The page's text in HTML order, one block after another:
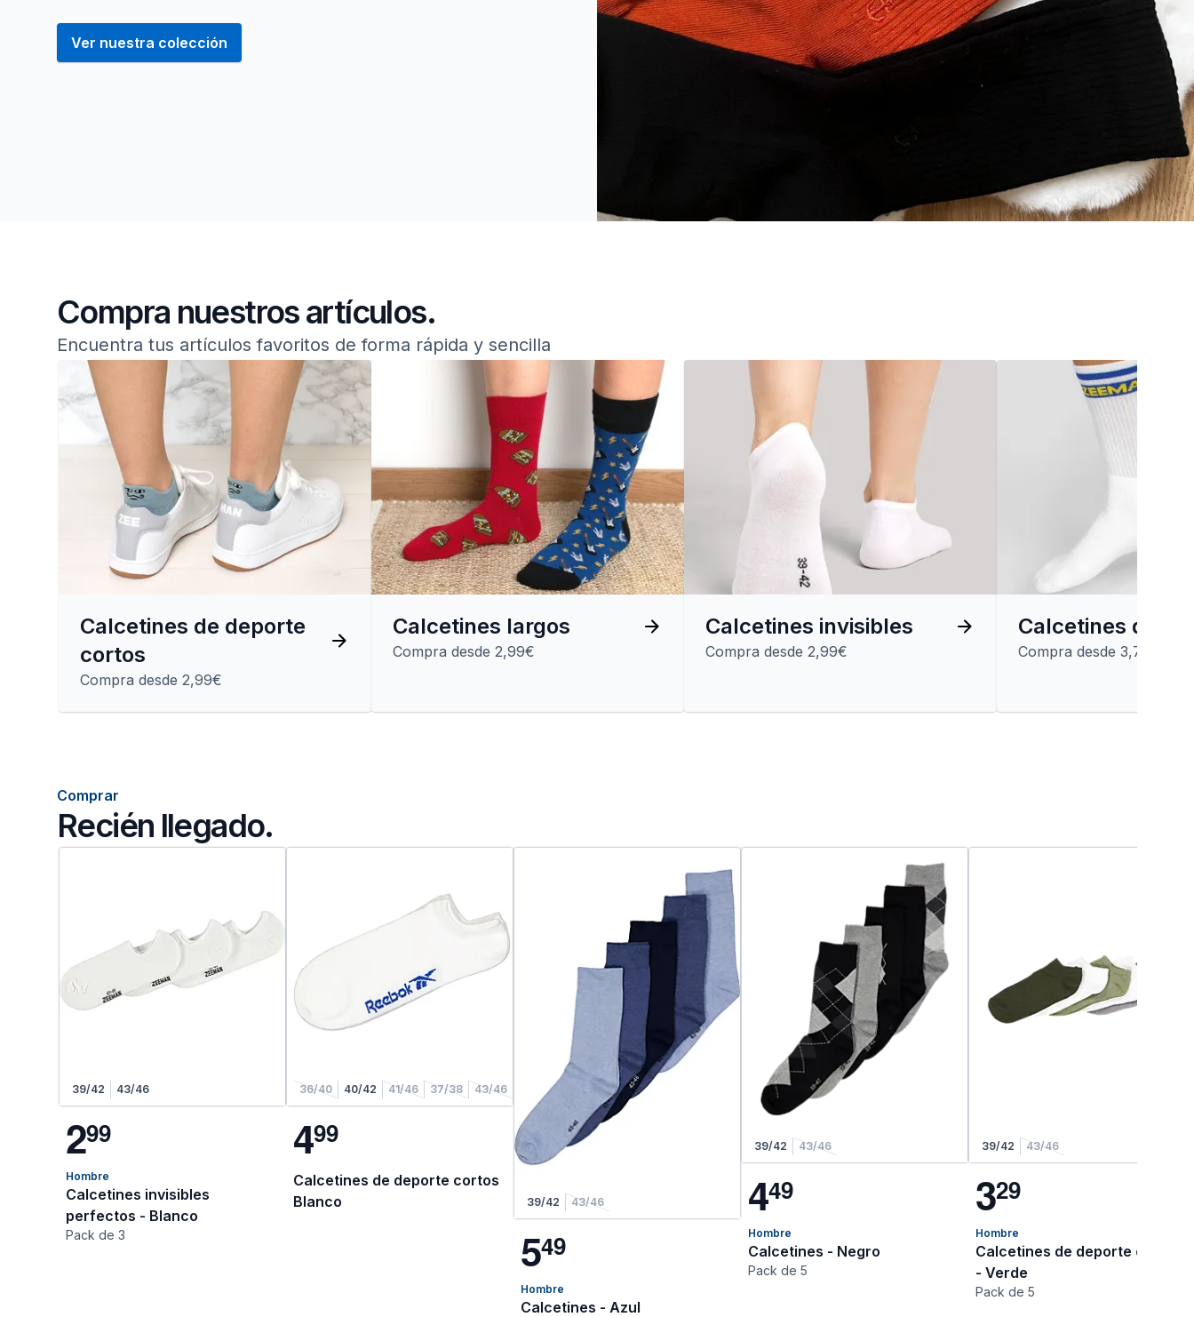
Ver nuestra colección
Nuestra calcetines para hombre.
Compra nuestros artículos.
Encuentra tus artículos favoritos de forma rápida y sencilla
Calcetines de deporte
cortos
Compra desde 2,99€
Calcetines largos
Compra desde 2,99€
Calcetines invisibles
Compra desde 2,99€
Calcetines de
Compra desde 3,79€
Comprar
Recién llegado.
39/42 43/46
299
Hombre
Calcetines invisibles
perfectos - Blanco
Pack de 3
36/40 40/42 41/46 37/38 43/46
499
Calcetines de deporte cortos
Blanco
39/42 43/46
549
Hombre
Calcetines - Azul
39/42 43/46
449
Hombre
Calcetines - Negro
Pack de 5
39/42 43/46
329
Hombre
Calcetines de deporte cortos
- Verde
Pack de 5